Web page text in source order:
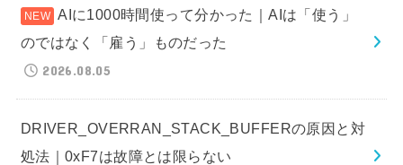
AIに1000時間使って分かった｜AIは「使う」
のではなく「雇う」ものだった
2026.08.05
DRIVER_OVERRAN_STACK_BUFFERの原因と対
処法｜0xF7は故障とは限らない